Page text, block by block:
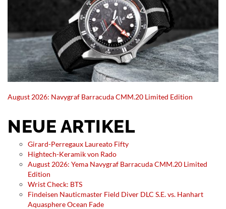
August 2026: Navygraf Barracuda CMM.20 Limited Edition
NEUE ARTIKEL
Girard-Perregaux Laureato Fifty
Hightech-Keramik von Rado
August 2026: Yema Navygraf Barracuda CMM.20 Limited
Edition
Wrist Check: BTS
Findeisen Nauticmaster Field Diver DLC S.E. vs. Hanhart
Aquasphere Ocean Fade